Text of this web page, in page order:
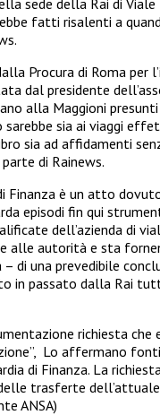
fatti risalenti a
Procura di Roma per
dal presidente
alla Maggioni
sia ai viaggi
sia ad affidamenti
di Rainews.
Finanza è un atto
episodi fin qui
dell’azienda di
alle autorità e sta
di una prevedibile
in passato dalla Rai
richiesta che
Lo affermano
di Finanza. La
trasferte
ANSA)